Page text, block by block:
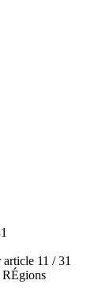
article 11 / 31
RÉgions